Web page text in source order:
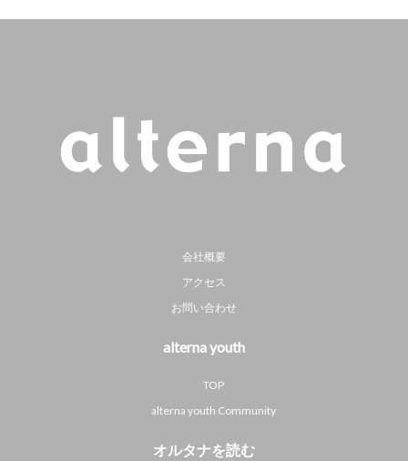
会社概要
アクセス
お問い合わせ
alterna youth
TOP
alterna youth Community
オルタナを読む